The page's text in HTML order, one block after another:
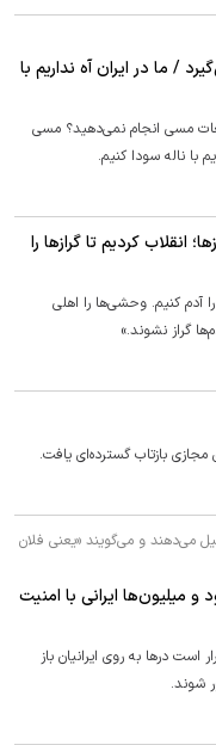
/ ما در ایران آه نداریم با
مسی انجام نمی‌دهید؟ مسی
با ناله سودا کنیم.
کردیم تا گراز‌ها را
آدم کنیم. وحشی‌ها را اهلی
گراز نشوند.»
مجازی بازتاب گسترده‌ای یافت.
می‌دهند و می‌گویند «یعنی فلان
و میلیون‌ها ایرانی با امنیت
در‌ها به روی ایرانیان باز
شوند.